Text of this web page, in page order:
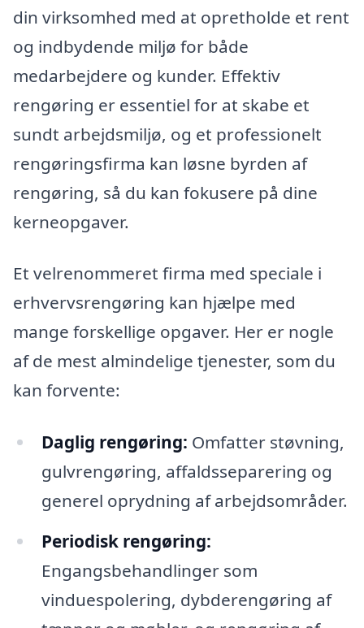
din virksomhed med at opretholde et rent
og indbydende miljø for både
medarbejdere og kunder. Effektiv
rengøring er essentiel for at skabe et
sundt arbejdsmiljø, og et professionelt
rengøringsfirma kan løsne byrden af
rengøring, så du kan fokusere på dine
kerneopgaver.
Et velrenommeret firma med speciale i
erhvervsrengøring kan hjælpe med
mange forskellige opgaver. Her er nogle
af de mest almindelige tjenester, som du
kan forvente:
Daglig rengøring: Omfatter støvning,
gulvrengøring, affaldsseparering og
generel oprydning af arbejdsområder.
Periodisk rengøring:
Engangsbehandlinger som
vinduespolering, dybderengøring af